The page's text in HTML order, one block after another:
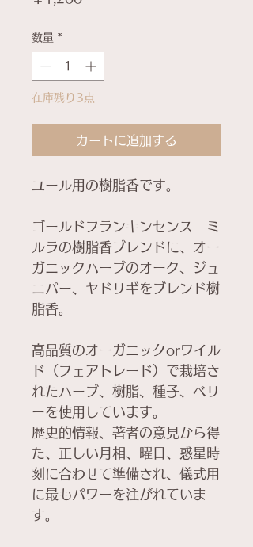
数量 *
在庫残り3点
カートに追加する
ユール用の樹脂香です。
ゴールドフランキンセンス ミ
ルラの樹脂香ブレンドに、オー
ガニックハーブのオーク、ジュ
ニパー、ヤドリギをブレンド樹
脂香。
高品質のオーガニックorワイル
ド（フェアトレード）で栽培さ
れたハーブ、樹脂、種子、ベリ
ーを使用しています。
歴史的情報、著者の意見から得
た、正しい月相、曜日、惑星時
刻に合わせて準備され、儀式用
に最もパワーを注がれていま
す。